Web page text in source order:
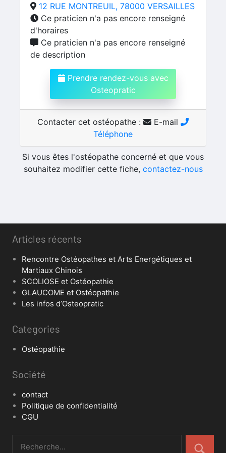
12 RUE MONTREUIL, 78000 VERSAILLES
Ce praticien n'a pas encore renseigné
d'horaires
Ce praticien n'a pas encore renseigné
de description
Prendre rendez-vous avec
Osteopratic
Contacter cet ostéopathe :
E-mail
Téléphone
Si vous êtes l'ostéopathe concerné et que vous
souhaitez modifier cette fiche, contactez-nous
Articles récents
Rencontre Ostéopathes et Arts Energétiques et
Martiaux Chinois
SCOLIOSE et Ostéopathie
GLAUCOME et Ostéopathie
Les infos d’Osteopratic
Categories
Ostéopathie
Société
contact
Politique de confidentialité
CGU